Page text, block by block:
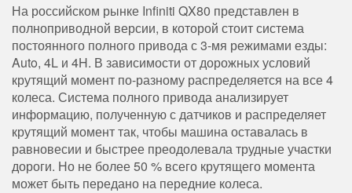
На российском рынке Infiniti QX80 представлен в
полноприводной версии, в которой стоит система
постоянного полного привода с 3-мя режимами езды:
Auto, 4L и 4H. В зависимости от дорожных условий
крутящий момент по-разному распределяется на все 4
колеса. Система полного привода анализирует
информацию, полученную с датчиков и распределяет
крутящий момент так, чтобы машина оставалась в
равновесии и быстрее преодолевала трудные участки
дороги. Но не более 50 % всего крутящего момента
может быть передано на передние колеса.